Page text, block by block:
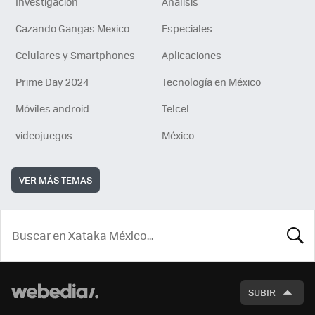
Cazando Gangas Mexico
Especiales
Celulares y Smartphones
Aplicaciones
Prime Day 2024
Tecnología en México
Móviles android
Telcel
videojuegos
México
VER MÁS TEMAS
SUBIR